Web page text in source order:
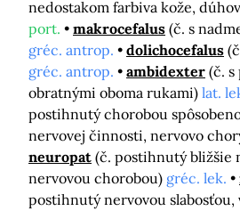
nedostakom farbiva kože,
port.
makrocefalus (č. s
gréc. antrop.
dolichocefalus
gréc. antrop.
ambidexter (č.
obratnými oboma rukami) lat.
postihnutý chorobou
nervovej činnosti, nervovo
neuropat (č. postihnutý bližšie
nervovou chorobou) gréc. lek.
postihnutý nervovou slabosťou,